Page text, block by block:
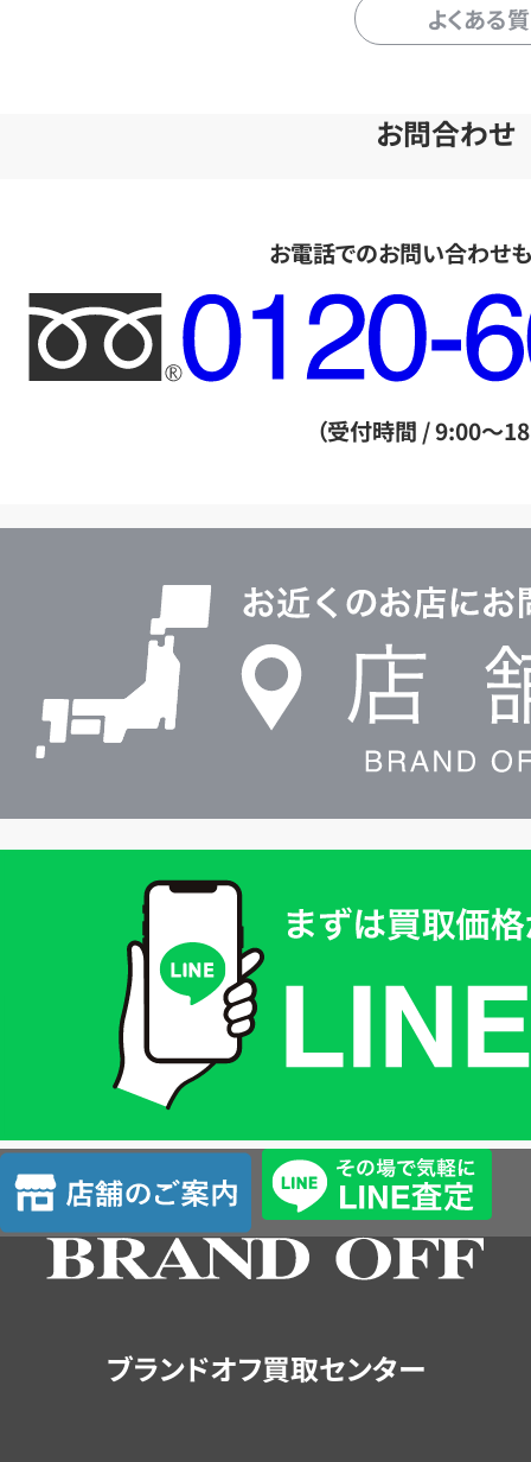
よくある
お問合わせ
お電話でのお問い合わせ
フ
リ
ー
ル
（受付時間 / 9:00～
査
定
店
舗
の
ブランドオフ買取センター